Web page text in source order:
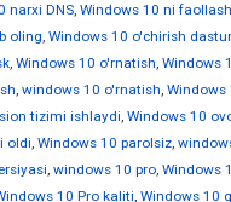
narxi DNS, Windows 10 ni
oling, Windows 10 o'chirish
, Windows 10 o'rnatish, Windows
, windows 10 o'rnatish, Windows
tizimi ishlaydi, Windows 10
oldi, Windows 10 parolsiz,
, windows 10 pro, Windows
10 Pro kaliti, Windows 10